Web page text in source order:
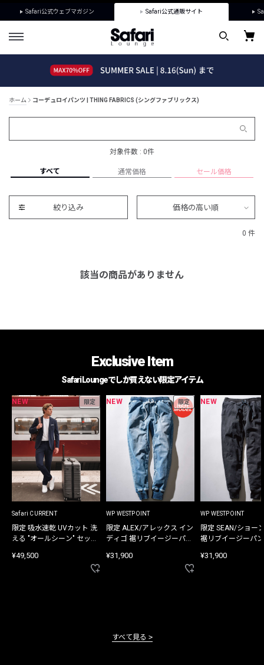
Safari公式ウェブマガジン Safari公式通販サイト
ホーム コーデュロイパンツ | THING FABRICS (シングファブリックス)
対象件数 : 0件
すべて 通常価格 セール価格
絞り込み 価格の高い順
0 件
該当の商品がありません
Exclusive Item
Safari Loungeでしか買えない限定アイテム
NEW 限定
Safari CURRENT
限定 吸水速乾 UVカット 洗
える "オールシーン" セット
¥49,500
NEW 限定
WP WESTPOINT
限定 ALEX/アレックス イン
ディゴ 裾リブイージーパン
¥31,900
NEW
WP WESTPOINT
限定 SEAN/ショー
裾リブイージーパ
¥31,900
すべて見る